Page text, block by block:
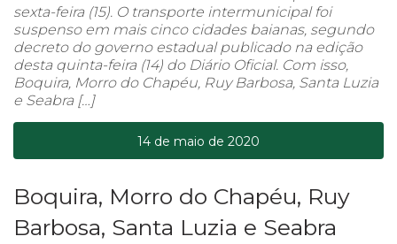
sexta-feira (15). O transporte intermunicipal foi
suspenso em mais cinco cidades baianas, segundo
decreto do governo estadual publicado na edição
desta quinta-feira (14) do Diário Oficial. Com isso,
Boquira, Morro do Chapéu, Ruy Barbosa, Santa Luzia
e Seabra […]
14 de maio de 2020
Boquira, Morro do Chapéu, Ruy
Barbosa, Santa Luzia e Seabra